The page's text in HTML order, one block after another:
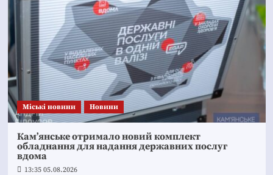
Mіські новини Новини
Кам’янське отримало новий комплект
обладнання для надання державних послуг
вдома
13:35 05.08.2026